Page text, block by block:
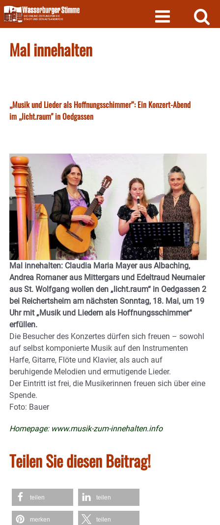
Skip
to
content
Mal innehalten
„Musik und Lieder als Hoffnungsschimmer“: Ein Konzert-Abend
im „licht.raum" in Oedgassen
Mal innehalten: Claudia Maria Mayer aus Albaching,
Andrea Romaner aus Mittergars und Edeltraud Neumaier
aus St. Wolfgang wollen den „licht.raum“ in Oedgassen 2
bei Reichertsheim am nächsten Sonntag, 18. Mai, um 19
Uhr mit „Musik und Liedern als Hoffnungsschimmer“
erfüllen.
Die Besucher des Konzertes dürfen sich freuen – sowohl
auf selbst komponierte Musik auf den Instrumenten
Harfe, Gitarre, Flöte und Klavier, als auch auf
beruhigende Melodien und ermutigende Lieder.
Der Eintritt ist frei, die Musikerinnen freuen sich über eine
Spende.
Foto: Bauer
Homepage: www.musik-zum-innehalten.info
Teilen Sie diesen Beitrag!
teilen teilen
merken teilen